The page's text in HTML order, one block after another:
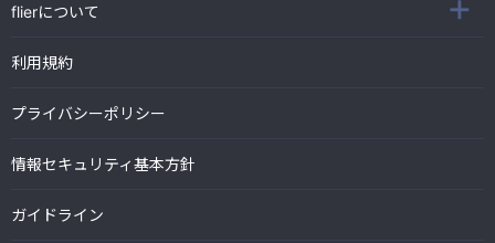
flierについて
利用規約
プライバシーポリシー
情報セキュリティ基本方針
ガイドライン